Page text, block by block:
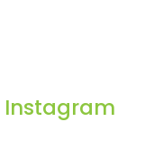
Instagram